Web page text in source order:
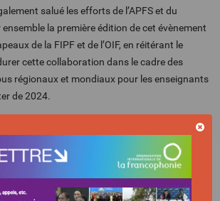
salué les efforts de l’APFS et du
ensemble la première édition de cet évènement
de la FIPF et de l’OIF, en réitérant le
cette collaboration dans le cadre des
régionaux et mondiaux pour les enseignants
de 2024.